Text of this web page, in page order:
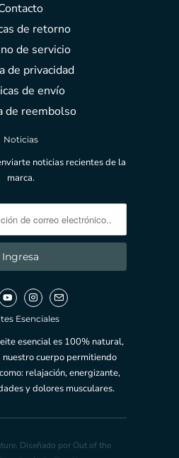
de retorno
de servicio
de privacidad
de envío
de reembolso
Noticias
noticias recientes de la
marca.
Esenciales
esencial es 100% natural,
cuerpo permitiendo
relajación, energizante,
y dolores musculares.
. Diseñado por Out of the